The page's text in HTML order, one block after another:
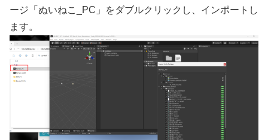
ージ「ぬいねこ_PC」をダブルクリックし、インポートし
ます。